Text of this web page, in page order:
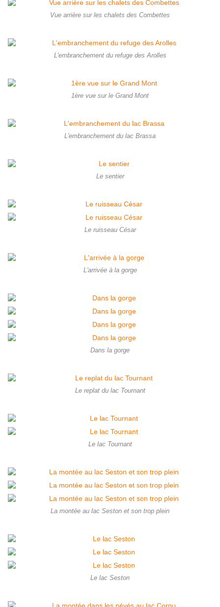
Vue arrière sur les chalets des Combettes
L'embranchement du refuge des Arolles
1ère vue sur le Grand Mont
L'embranchement du lac Brassa
Le sentier
Le ruisseau César
L'arrivée à la gorge
Dans la gorge
Le replat du lac Tournant
Le lac Tournant
La montée au lac Seston et son trop plein
Le lac Seston